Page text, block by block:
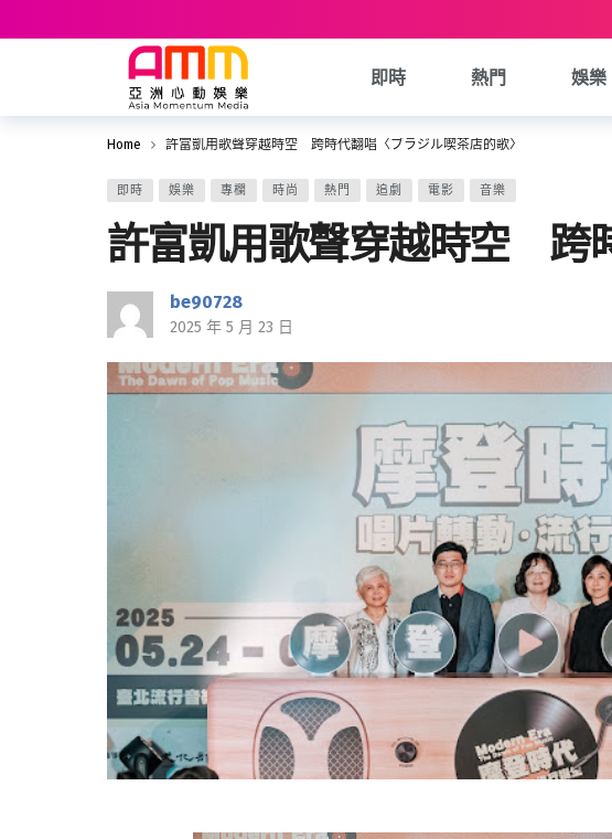
即時 熱門 娛樂
Home 許富凱用歌聲穿越時空 跨時代翻唱〈ブラジル喫茶店的歌〉
即時 娛樂 專欄 時尚 熱門 追劇 電影 音樂
許富凱用歌聲穿越時空 跨
be90728
2025 年 5 月 23 日